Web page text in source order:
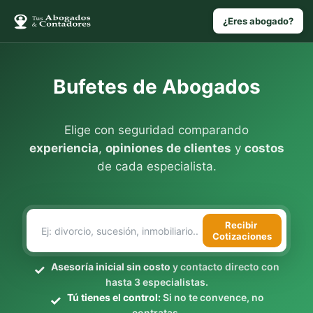
¿Eres abogado?
Bufetes de Abogados
Elige con seguridad comparando
experiencia, opiniones de clientes y costos
de cada especialista.
Recibir
Cotizaciones
Asesoría inicial sin costo y contacto directo con
hasta 3 especialistas.
Tú tienes el control:Si no te convence, no